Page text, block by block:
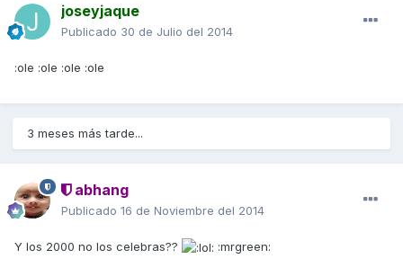
joseyjaque
Publicado 30 de Julio del 2014
:ole :ole :ole :ole
3 meses más tarde...
abhang
Publicado 16 de Noviembre del 2014
Y los 2000 no los celebras?? :mrgreen: